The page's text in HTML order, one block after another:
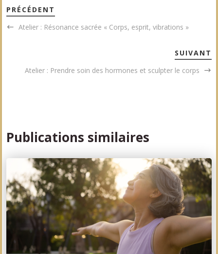
PRÉCÉDENT
Atelier : Résonance sacrée « Corps, esprit, vibrations »
SUIVANT
Atelier : Prendre soin des hormones et sculpter le corps
Publications similaires